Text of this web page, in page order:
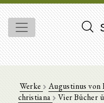
Werke Augustinus
christiana
Vier Bücher